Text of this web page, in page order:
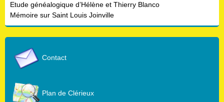
Etude généalogique d’Hélène et Thierry Blanco
Mémoire sur Saint Louis Joinville
Contact
Plan de Clérieux